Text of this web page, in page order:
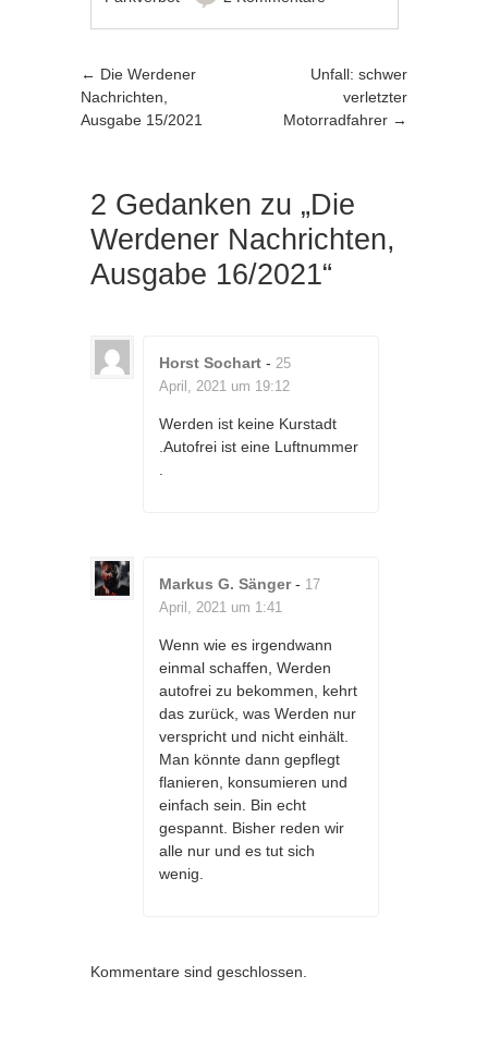
Artikel-Navigation
← Die Werdener
Nachrichten,
Ausgabe 15/2021
Unfall: schwer
verletzter
Motorradfahrer →
2 Gedanken zu „Die
Werdener Nachrichten,
Ausgabe 16/2021“
Horst Sochart - 25
April, 2021 um 19:12
Werden ist keine Kurstadt
.Autofrei ist eine Luftnummer
Markus G. Sänger- 17
April, 2021 um 1:41
Wenn wie es irgendwann
einmal schaffen, Werden
autofrei zu bekommen, kehrt
das zurück, was Werden nur
verspricht und nicht einhält.
Man könnte dann gepflegt
flanieren, konsumieren und
einfach sein. Bin echt
gespannt. Bisher reden wir
alle nur und es tut sich
wenig.
Kommentare sind geschlossen.